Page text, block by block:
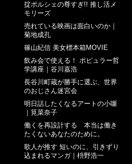
掟ポルシェの尊すぎ!! 推し活メ
モリーズ
売れている映画は面白いのか｜
菊地成孔
篠山紀信 美女標本箱MOVIE
飲み会で使える！ ポピュラー哲
学講座｜谷川嘉浩
長谷川町蔵が勝手に選ぶ、世界
のおじさん迷宮会
明日話したくなるアートの小噺
｜筧菜奈子
働くを再設計する 本当は働き
たくないあなたのために。
歌人が推す 短いのに、引きずり
込まれるマンガ｜枡野浩一